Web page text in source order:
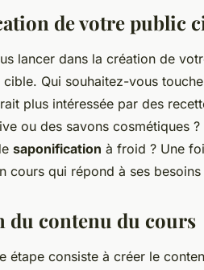
de votre public
lancer dans la création de
Qui souhaitez-vous
plus intéressée par des
ou des savons cosmétiques
saponification à froid ? Une
cours qui répond à ses besoins
du contenu du cours
étape consiste à créer le